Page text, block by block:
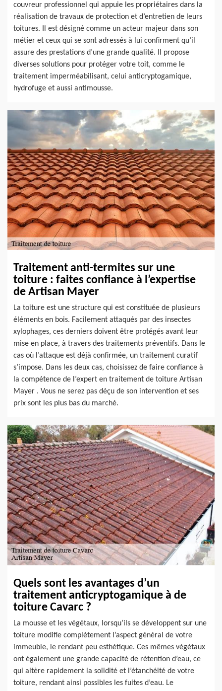
couvreur professionnel qui appuie les propriétaires dans la
réalisation de travaux de protection et d’entretien de leurs
toitures. Il est désigné comme un acteur majeur dans son
métier et ceux qui se sont adressés à lui confirment qu’il
assure des prestations d’une grande qualité. Il propose
diverses solutions pour protéger votre toit, comme le
traitement imperméabilisant, celui anticryptogamique,
hydrofuge et aussi antimousse.
Traitement anti-termites sur une
toiture : faites confiance à l’expertise
de Artisan Mayer
La toiture est une structure qui est constituée de plusieurs
éléments en bois. Facilement attaqués par des insectes
xylophages, ces derniers doivent être protégés avant leur
mise en place, à travers des traitements préventifs. Dans le
cas où l’attaque est déjà confirmée, un traitement curatif
s’impose. Dans les deux cas, choisissez de faire confiance à
la compétence de l’expert en traitement de toiture Artisan
Mayer . Vous ne serez pas déçu de son intervention et ses
prix sont les plus bas du marché.
Quels sont les avantages d’un
traitement anticryptogamique à de
toiture Cavarc ?
La mousse et les végétaux, lorsqu’ils se développent sur une
toiture modifie complètement l’aspect général de votre
immeuble, le rendant peu esthétique. Ces mêmes végétaux
ont également une grande capacité de rétention d’eau, ce
qui altère rapidement la solidité et l’étanchéité de votre
toiture, rendant ainsi possibles les fuites d’eau. Le